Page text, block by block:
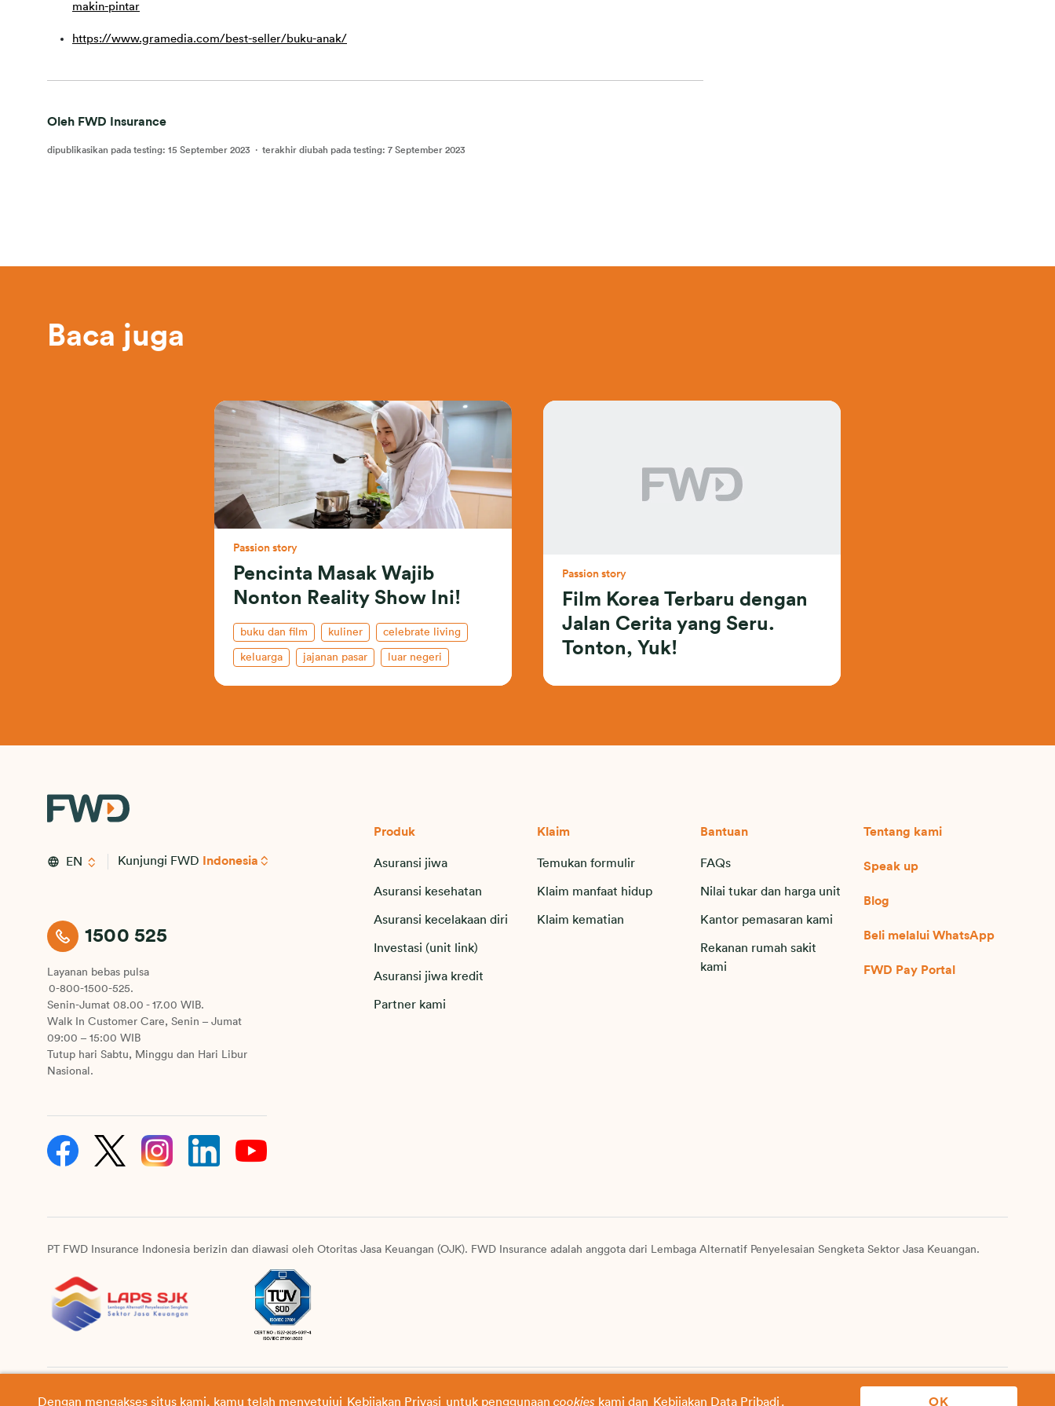
makin-pintar
https://www.gramedia.com/best-seller/buku-anak/
Oleh FWD Insurance
dipublikasikan pada testing: 15 September 2023 · terakhir diubah pada testing: 7 September 2023
Baca juga
Passion story
Pencinta Masak Wajib
Nonton Reality Show Ini!
buku dan film kuliner celebrate living
keluarga jajanan pasar luar negeri
Passion story
Film Korea Terbaru dengan
Jalan Cerita yang Seru.
Tonton, Yuk!
EN Kunjungi FWD Indonesia
1500 525
Layanan bebas pulsa
0-800-1500-525.
Senin-Jumat 08.00 - 17.00 WIB.
Walk In Customer Care, Senin – Jumat
09:00 – 15:00 WIB
Tutup hari Sabtu, Minggu dan Hari Libur
Nasional.
Produk
Asuransi jiwa
Asuransi kesehatan
Asuransi kecelakaan diri
Investasi (unit link)
Asuransi jiwa kredit
Partner kami
Klaim
Temukan formulir
Klaim manfaat hidup
Klaim kematian
Bantuan
FAQs
Nilai tukar dan harga unit
Kantor pemasaran kami
Rekanan rumah sakit
kami
Tentang kami
Speak up
Blog
Beli melalui WhatsApp
FWD Pay Portal
PT FWD Insurance Indonesia berizin dan diawasi oleh Otoritas Jasa Keuangan (OJK). FWD Insurance adalah anggota dari Lembaga Alternatif Penyelesaian Sengketa Sektor Jasa Keuangan.
© Copyright 2026 PT FWD Insurance Indonesia. All rights reserved.
Dengan mengakses situs kami, kamu telah menyetujui
Kebijakan Privasi untuk penggunaan cookies kami dan Kebijakan Data Pribadi . OK